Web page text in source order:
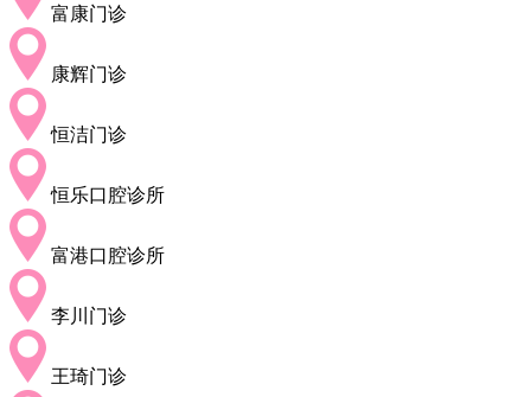
富康门诊
康辉门诊
恒洁门诊
恒乐口腔诊所
富港口腔诊所
李川门诊
王琦门诊